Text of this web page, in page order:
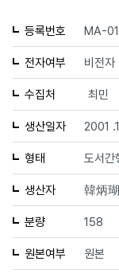
등록번호 MA-
전자여부 비전자
수집처 최민
생산일자 2001
형태 도서간
생산자 韓炳瑚
분량 158
원본여부 원본